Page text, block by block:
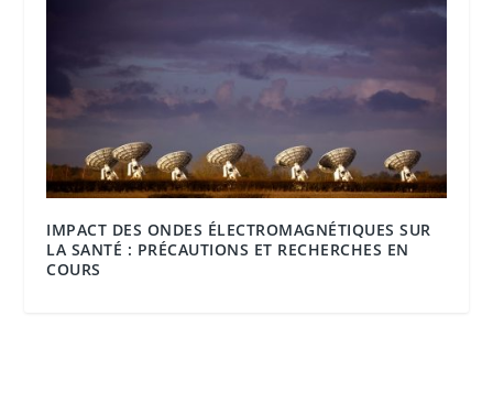
IMPACT DES ONDES ÉLECTROMAGNÉTIQUES SUR
LA SANTÉ : PRÉCAUTIONS ET RECHERCHES EN
COURS